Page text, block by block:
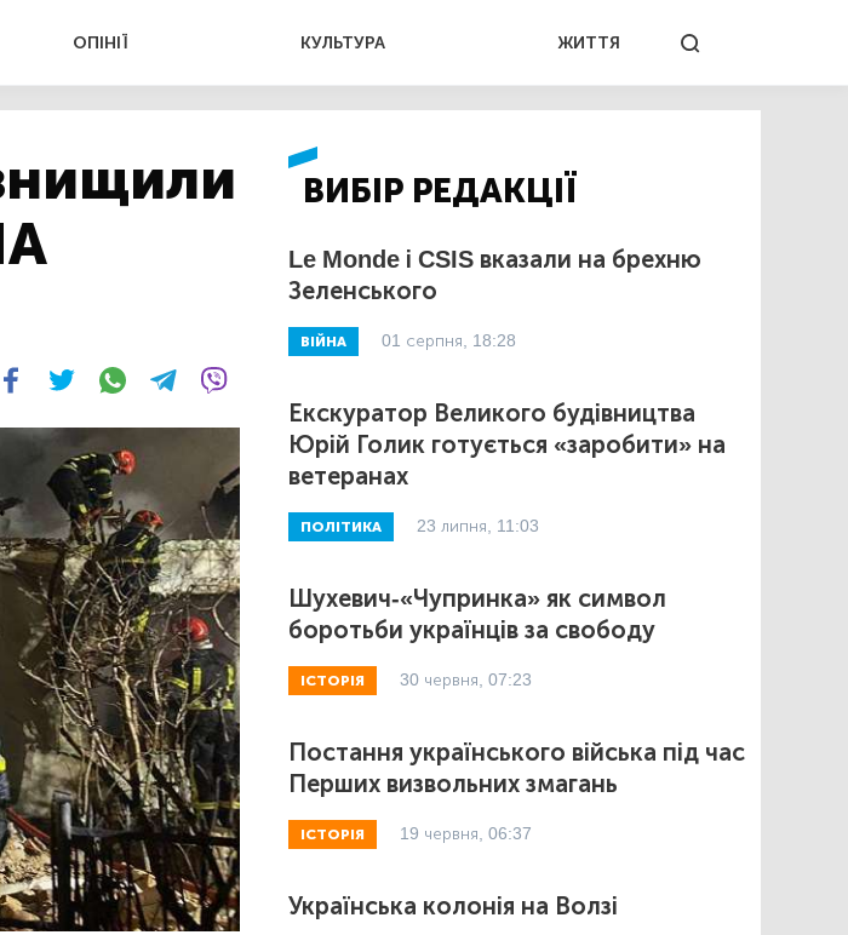
ОПІНІЇ КУЛЬТУРА ЖИТТЯ
ВИБІР РЕДАКЦІЇ
Le Monde і CSIS вказали на брехню
Зеленського
ВІЙНА 01 серпня, 18:28
Екскуратор Великого будівництва
Юрій Голик готується «заробити» на
ветеранах
ПОЛІТИКА 23 липня, 11:03
Шухевич-«Чупринка» як символ
боротьби українців за свободу
ІСТОРІЯ 30 червня, 07:23
Постання українського війська під час
Перших визвольних змагань
ІСТОРІЯ 19 червня, 06:37
Українська колонія на Волзі